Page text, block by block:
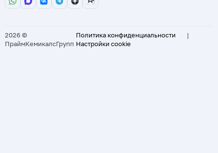
2026 ©
ПраймКемикалсГрупп
Политика конфиденциальности
|
Настройки cookie